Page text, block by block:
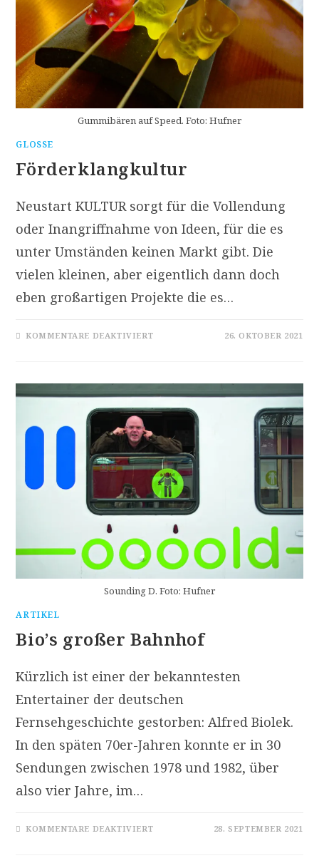
Gummibären auf Speed. Foto: Hufner
GLOSSE
Förderklangkultur
Neustart KULTUR sorgt für die Vollendung
oder Inangriffnahme von Ideen, für die es
unter Umständen keinen Markt gibt. Die
vielen kleinen, aber eigentlich dann doch
eben großartigen Projekte die es…
KOMMENTARE DEAKTIVIERTFÜR 26. OKTOBER 2021
Sounding D. Foto: Hufner
ARTIKEL
Bio’s großer Bahnhof
Kürzlich ist einer der bekanntesten
Entertainer der deutschen
Fernsehgeschichte gestorben: Alfred Biolek.
In den späten 70er-Jahren konnte er in 30
Sendungen zwischen 1978 und 1982, über
also vier Jahre, im…
KOMMENTARE DEAKTIVIERTFÜR 28. SEPTEMBER 2021